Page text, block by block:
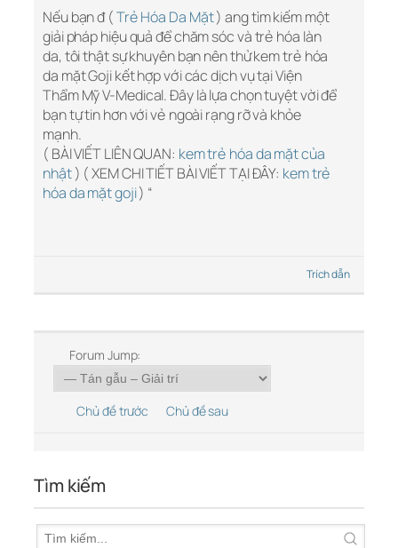
Nếu bạn đ (Trẻ Hóa Da Mặt) ang tìm kiếm một
giải pháp hiệu quả để chăm sóc và trẻ hóa làn
da, tôi thật sự khuyên bạn nên thử kem trẻ hóa
da mặt Goji kết hợp với các dịch vụ tại Viện
Thẩm Mỹ V-Medical. Đây là lựa chọn tuyệt vời để
bạn tự tin hơn với vẻ ngoài rạng rỡ và khỏe
mạnh.
( BÀI VIẾT LIÊN QUAN: kem trẻ hóa da mặt của
nhật) ( XEM CHI TIẾT BÀI VIẾT TẠI ĐÂY: kem trẻ
hóa da mặt goji) “
Trích dẫn
Forum Jump:
Chủ đề trước Chủ đề sau
Tìm kiếm